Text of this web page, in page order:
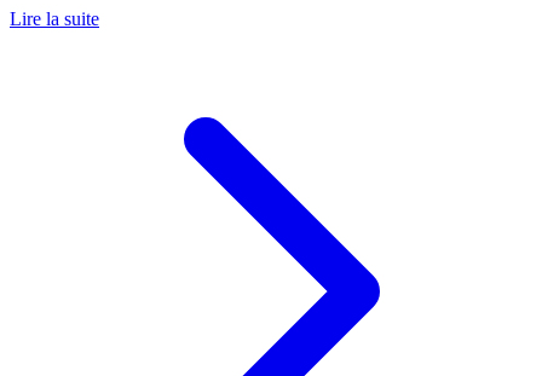
Lire la suite